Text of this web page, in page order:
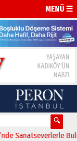
MENÜ ☰
Sanatseverlerle